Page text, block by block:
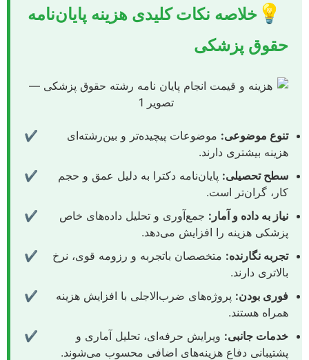
💡 خلاصه نکات کلیدی هزینه پایان‌نامه
حقوق پزشکی
✔ تنوع موضوعی: موضوعات پیچیده‌تر و بین‌رشته‌ای
هزینه بیشتری دارند.
✔
سطح تحصیلی: پایان‌نامه دکترا به دلیل عمق و حجم
کار، گران‌تر است.
✔
نیاز به داده و آمار: جمع‌آوری و تحلیل داده‌های خاص
پزشکی هزینه را افزایش می‌دهد.
✔
تجربه نگارنده: متخصصان باتجربه و رزومه قوی، نرخ
بالاتری دارند.
✔
فوری بودن: پروژه‌های ضرب‌الاجلی با افزایش هزینه
همراه هستند.
✔
خدمات جانبی: ویرایش حرفه‌ای، تحلیل آماری و
پشتیبانی دفاع هزینه‌های اضافی محسوب می‌شوند.